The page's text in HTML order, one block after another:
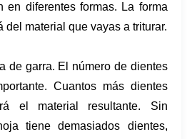
en diferentes formas. La forma
del material que vayas a triturar.
de garra. El número de dientes
Cuantos más dientes
el material resultante. Sin
tiene demasiados dientes,